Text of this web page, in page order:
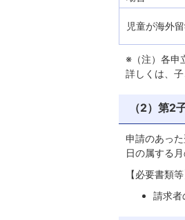
児童が海外
※（注）各申
詳しくは、
（2）第2
申請のあっ
日の属する
【必要書類等
請求者